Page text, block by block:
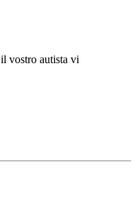
vostro autista vi